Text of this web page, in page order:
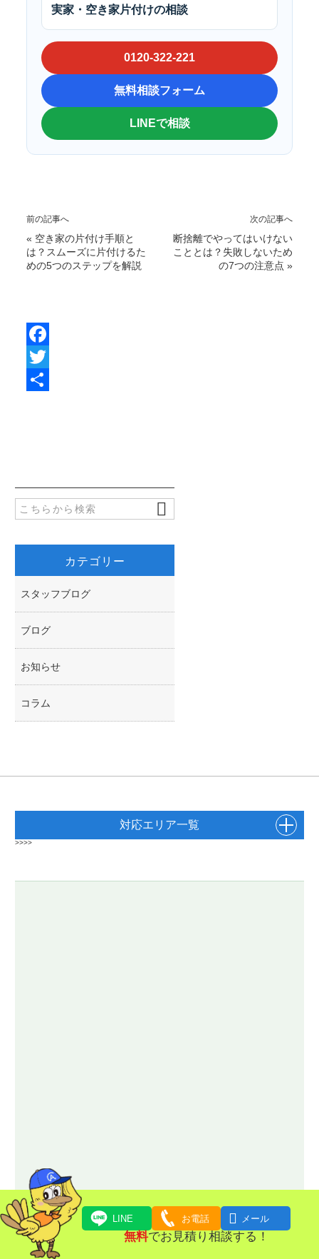
実家・空き家片付けの相談
0120-322-221
無料相談フォーム
LINEで相談
前の記事へ
« 空き家の片付け手順と
は？スムーズに片付けるた
めの5つのステップを解説
次の記事へ
断捨離でやってはいけない
こととは？失敗しないため
の7つの注意点 »
F
カテゴリー
スタッフブログ
ブログ
お知らせ
コラム
対応エリア一覧
>>>>
お問い合わせはお気軽にどうぞ！
0120-322-221
LINE お電話  メール
無料でお見積り相談する！